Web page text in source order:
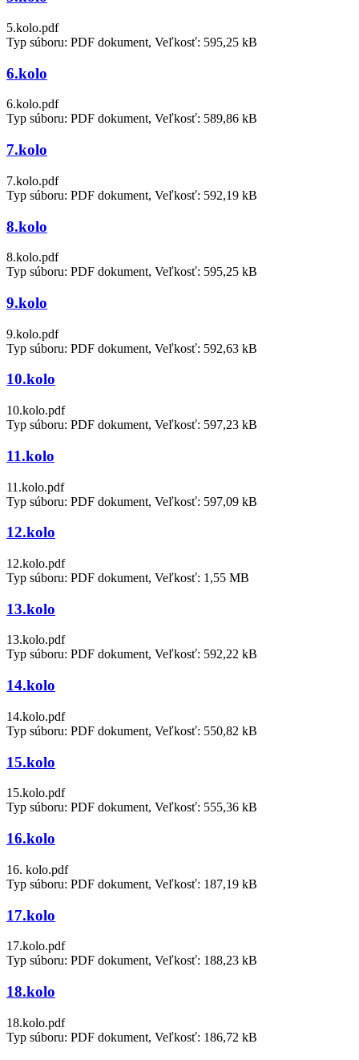
5.kolo.pdf
Typ súboru: PDF dokument, Veľkosť: 595,25 kB
6.kolo
6.kolo.pdf
Typ súboru: PDF dokument, Veľkosť: 589,86 kB
7.kolo
7.kolo.pdf
Typ súboru: PDF dokument, Veľkosť: 592,19 kB
8.kolo
8.kolo.pdf
Typ súboru: PDF dokument, Veľkosť: 595,25 kB
9.kolo
9.kolo.pdf
Typ súboru: PDF dokument, Veľkosť: 592,63 kB
10.kolo
10.kolo.pdf
Typ súboru: PDF dokument, Veľkosť: 597,23 kB
11.kolo
11.kolo.pdf
Typ súboru: PDF dokument, Veľkosť: 597,09 kB
12.kolo
12.kolo.pdf
Typ súboru: PDF dokument, Veľkosť: 1,55 MB
13.kolo
13.kolo.pdf
Typ súboru: PDF dokument, Veľkosť: 592,22 kB
14.kolo
14.kolo.pdf
Typ súboru: PDF dokument, Veľkosť: 550,82 kB
15.kolo
15.kolo.pdf
Typ súboru: PDF dokument, Veľkosť: 555,36 kB
16.kolo
16. kolo.pdf
Typ súboru: PDF dokument, Veľkosť: 187,19 kB
17.kolo
17.kolo.pdf
Typ súboru: PDF dokument, Veľkosť: 188,23 kB
18.kolo
18.kolo.pdf
Typ súboru: PDF dokument, Veľkosť: 186,72 kB